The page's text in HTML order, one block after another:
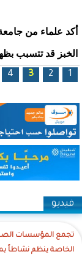
أكد علماء من
الخبز قد تتسبب
الصفحات
1
2
3
4
فيديو
تجمع المؤسسات
الخاصة ينظم نشاطاً